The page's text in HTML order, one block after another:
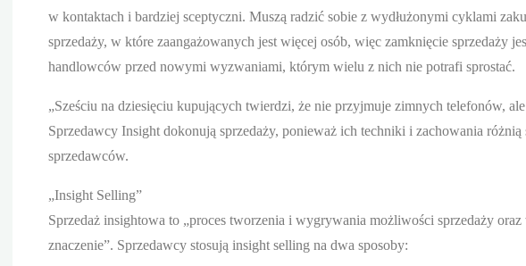
w kontaktach i bardziej sceptyczni. Muszą radzić sobie z wydłużonymi cyklami
sprzedaży, w które zaangażowanych jest więcej osób, więc zamknięcie sprzedaży
handlowców przed nowymi wyzwaniami, którym wielu z nich nie potrafi sprostać.
„Sześciu na dziesięciu kupujących twierdzi, że nie przyjmuje zimnych telefonów,
Sprzedawcy Insight dokonują sprzedaży, ponieważ ich techniki i zachowania
sprzedawców.
„Insight Selling”
Sprzedaż insightowa to „proces tworzenia i wygrywania możliwości sprzedaży
znaczenie”. Sprzedawcy stosują insight selling na dwa sposoby: